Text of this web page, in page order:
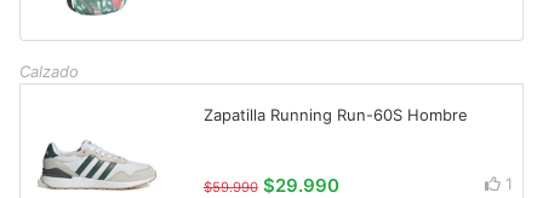
Calzado
Zapatilla Running Run-60S Hombre
$59.990 $29.990
1